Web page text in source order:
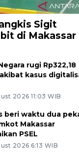
Sigit
di Makassar
rugi Rp322,18
kasus
2026 11:03 WIB
beri waktu dua
Makassar
PSEL
2026 6:13 WIB